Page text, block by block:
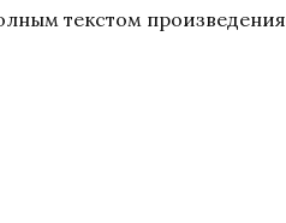
текстом